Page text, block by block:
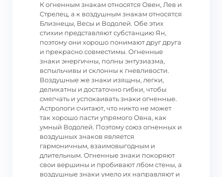
К огненным знакам относятся Овен, Лев и
Стрелец, а к воздушным знакам относятся
Близнецы, Весы и Водолей. Обе этих
стихии представляют субстанцию Ян,
поэтому они хорошо понимают друг друга
и прекрасно совместимы. Огненные
знаки энергичны, полны энтузиазма,
вспыльчивы и склонны к гневливости.
Воздушные же знаки изящны, легки,
деликатны и достаточно гибки, чтобы
смягчать и успокаивать знаки огненные.
Астрологи считают, что никто не может
так хорошо пасти упрямого Овна, как
умный Водолей. Поэтому союз огненных и
воздушных знаков является
гармоничным, взаимовыгодным и
длительным. Огненные знаки покоряют
свои вершины и пробивают лбом стены, а
воздушные знаки умело их направляют и